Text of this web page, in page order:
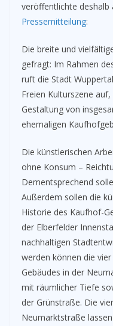
veröffentlichte deshalb
Pressemitteilung:
Die breite und
gefragt: Im Rahmen
ruft die Stadt
Freien Kulturszene
Gestaltung von
ehemaligen
Die künstlerischen
ohne Konsum –
Dementsprechend
Außerdem sollen die
Historie des Kaufhof-
der Elberfelder
nachhaltigen
werden können die
Gebäudes in der
mit räumlicher Tiefe
der Grünstraße. Die
Neumarktstraße